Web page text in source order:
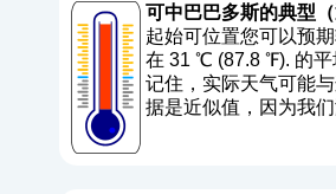
可中巴巴多斯的典型
起始可位置您可以预
在 31 ℃ (87.8 ℉). 的平
记住，实际天气可能
据是近似值，因为我